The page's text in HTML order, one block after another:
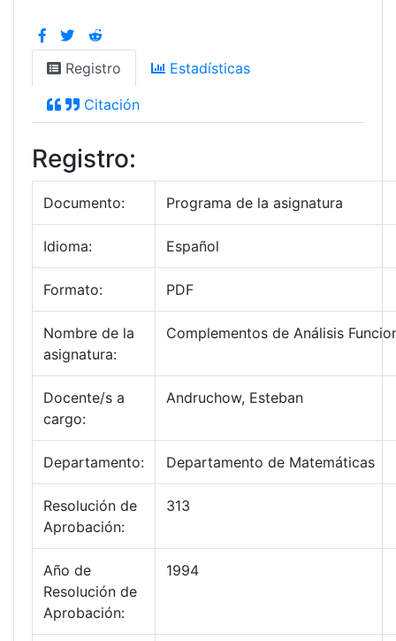
Registro Estadísticas
Citación
Registro:
Documento: Programa de la asignatura
Idioma: Español
Formato: PDF
Nombre de la
asignatura:
Complementos de Análisis
Docente/s a
cargo:
Andruchow, Esteban
Departamento: Departamento de Matemáticas
Resolución de
Aprobación:
313
Año de
Resolución de
Aprobación:
1994